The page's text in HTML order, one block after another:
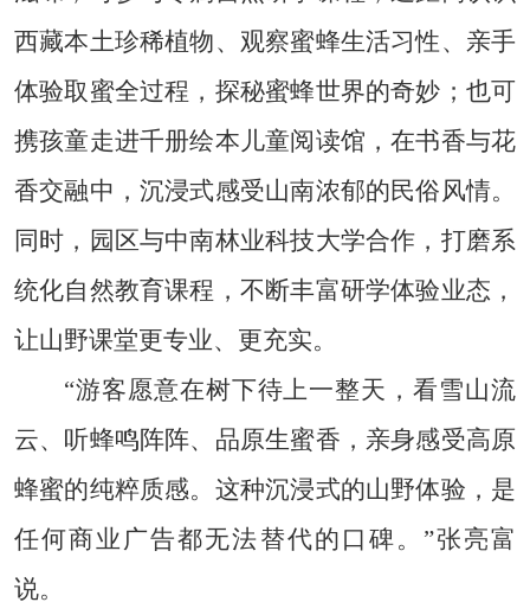
西藏本土珍稀植物、观察蜜蜂生活习性、亲手
体验取蜜全过程，探秘蜜蜂世界的奇妙；也可
携孩童走进千册绘本儿童阅读馆，在书香与花
香交融中，沉浸式感受山南浓郁的民俗风情。
同时，园区与中南林业科技大学合作，打磨系
统化自然教育课程，不断丰富研学体验业态，
让山野课堂更专业、更充实。
“游客愿意在树下待上一整天，看雪山流
云、听蜂鸣阵阵、品原生蜜香，亲身感受高原
蜂蜜的纯粹质感。这种沉浸式的山野体验，是
任何商业广告都无法替代的口碑。”张亮富
说。